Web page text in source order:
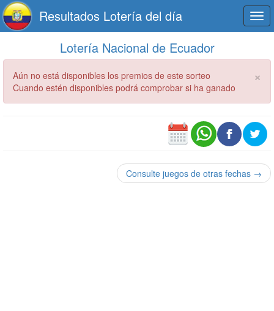
Resultados Lotería del día
Lotería Nacional de Ecuador
×
Aún no está disponibles los premios de este sorteo
Cuando estén disponibles podrá comprobar si ha ganado
Consulte juegos de otras fechas →